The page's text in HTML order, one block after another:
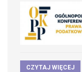
CZYTAJ WIĘCEJ